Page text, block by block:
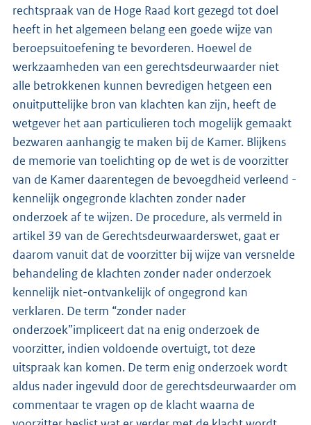
rechtspraak van de Hoge Raad kort gezegd tot doel
heeft in het algemeen belang een goede wijze van
beroepsuitoefening te bevorderen. Hoewel de
werkzaamheden van een gerechtsdeurwaarder niet
alle betrokkenen kunnen bevredigen hetgeen een
onuitputtelijke bron van klachten kan zijn, heeft de
wetgever het aan particulieren toch mogelijk gemaakt
bezwaren aanhangig te maken bij de Kamer. Blijkens
de memorie van toelichting op de wet is de voorzitter
van de Kamer daarentegen de bevoegdheid verleend -
kennelijk ongegronde klachten zonder nader
onderzoek af te wijzen. De procedure, als vermeld in
artikel 39 van de Gerechtsdeurwaarderswet, gaat er
daarom vanuit dat de voorzitter bij wijze van versnelde
behandeling de klachten zonder nader onderzoek
kennelijk niet-ontvankelijk of ongegrond kan
verklaren. De term “zonder nader
onderzoek”impliceert dat na enig onderzoek de
voorzitter, indien voldoende overtuigt, tot deze
uitspraak kan komen. De term enig onderzoek wordt
aldus nader ingevuld door de gerechtsdeurwaarder om
commentaar te vragen op de klacht waarna de